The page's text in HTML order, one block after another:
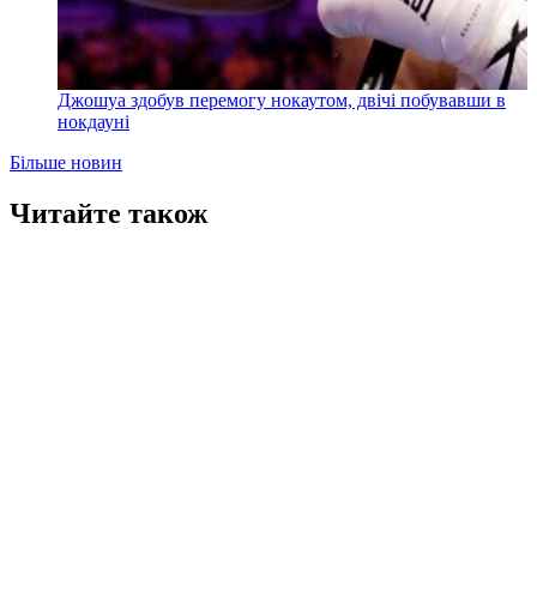
Джошуа здобув перемогу нокаутом, двічі побувавши в
нокдауні
Більше новин
Читайте також